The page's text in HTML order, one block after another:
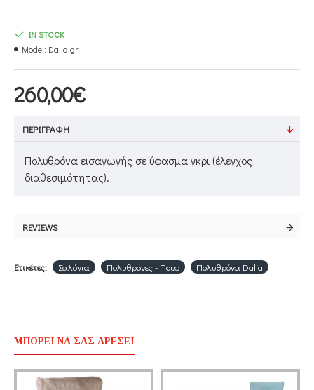
260,00€
IN STOCK
Model: Dalia gri
ΠΕΡΙΓΡΑΦΉ
Πολυθρόνα εισαγωγής σε ύφασμα γκρι (έλεγχος
διαθεσιμότητας).
REVIEWS
Ετικέτες: Σαλόνια Πολυθρόνες - Πουφ Πολυθρόνα Dalia
ΜΠΟΡΕΊ ΝΑ ΣΑΣ ΑΡΈΣΕΙ